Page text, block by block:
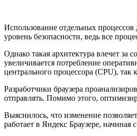
Использование отдельных
уровень безопасности, ведь все
Однако такая архитектура влечет
увеличивается потребление
центрального процессора (CPU),
Разработчики браузера
отправлять. Помимо этого,
Выяснилось, что изменение
работает в Яндекс Браузере,